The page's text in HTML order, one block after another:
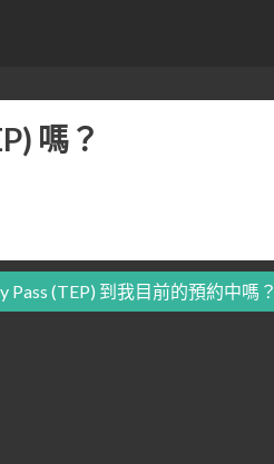
嗎？
Pass (TEP) 到我目前的預約中嗎？